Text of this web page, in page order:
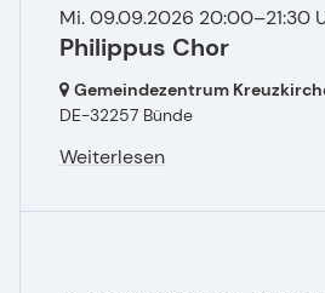
Mi. 09.09.2026 20:00–21:30
Philippus Chor
Gemeindezentrum
DE-32257 Bünde
Weiterlesen